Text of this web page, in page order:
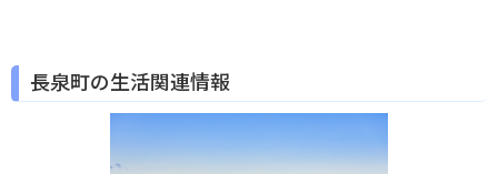
長泉町の生活関連情報